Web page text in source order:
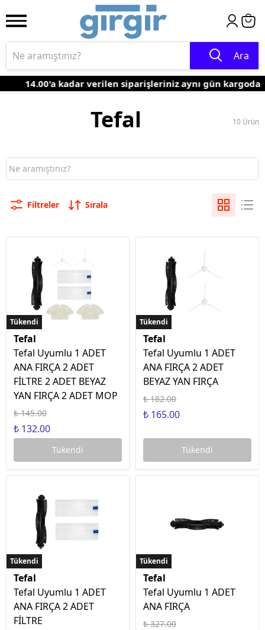
Ara
14.00'a kadar verilen siparişleriniz aynı gün kargoda
Tefal 10 Ürün
Filtreler Sırala
Tükendi
Tükendi
Tefal
Tefal Uyumlu 1 ADET
ANA FIRÇA 2 ADET
FİLTRE 2 ADET BEYAZ
YAN FIRÇA 2 ADET MOP
₺ 145.00
₺ 132.00
Tükendi
Tükendi
Tükendi
Tefal
Tefal Uyumlu 1 ADET
ANA FIRÇA 2 ADET
BEYAZ YAN FIRÇA
₺ 182.00
₺ 165.00
Tükendi
Tükendi
Tükendi
Tefal
Tefal Uyumlu 1 ADET
ANA FIRÇA 2 ADET
FİLTRE
Tükendi
Tükendi
Tefal
Tefal Uyumlu 1 ADET
ANA FIRÇA
₺ 327.00